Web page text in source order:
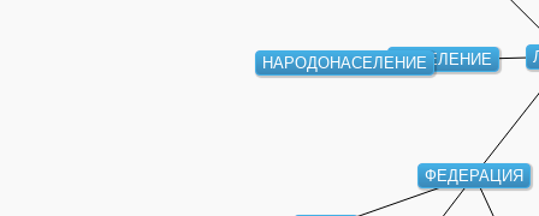
НАСЕЛЕНИЕ
ФЕДЕРАЦИЯ
НАРОДОНАСЕЛЕНИЕ